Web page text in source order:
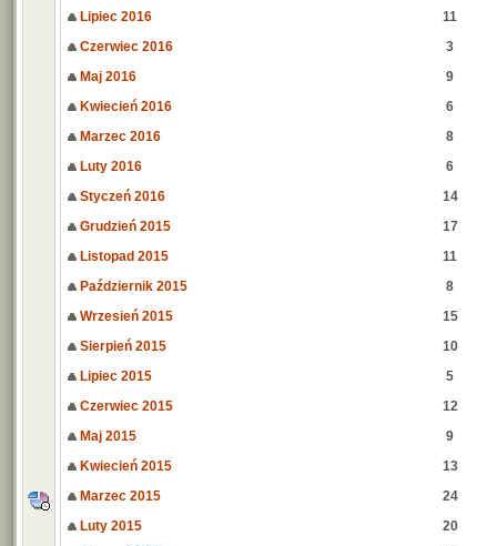
Lipiec 2016
11
Czerwiec 2016
3
Maj 2016
9
Kwiecień 2016
6
Marzec 2016
8
Luty 2016
6
Styczeń 2016
14
Grudzień 2015
17
Listopad 2015
11
Październik 2015
8
Wrzesień 2015
15
Sierpień 2015
10
Lipiec 2015
5
Czerwiec 2015
12
Maj 2015
9
Kwiecień 2015
13
Marzec 2015
24
Luty 2015
20